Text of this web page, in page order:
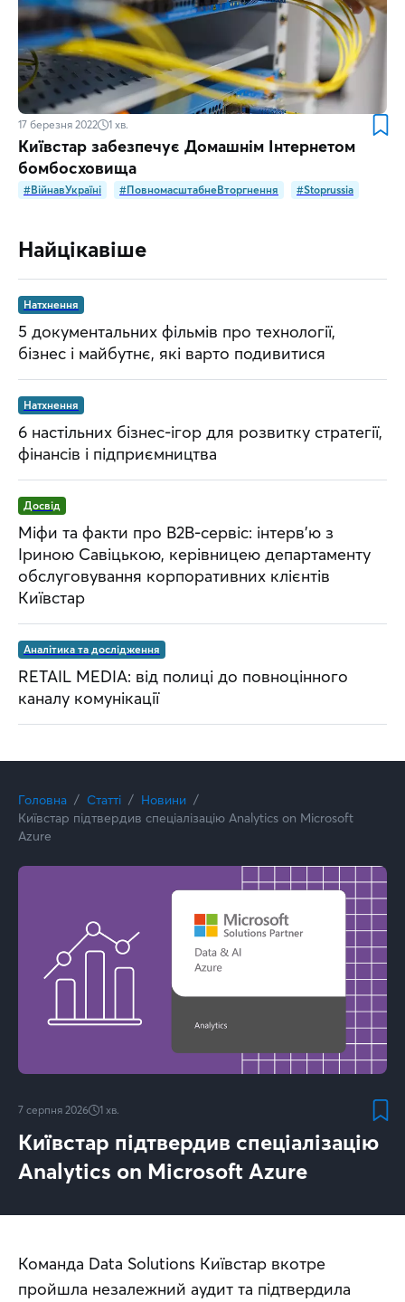
17 березня 2022 1 хв.
Київстар забезпечує Домашнім Інтернетом
бомбосховища
#ВійнавУкраїні #ПовномасштабнеВторгнення #Stoprussia
Найцікавіше
Натхнення
5 документальних фільмів про технології,
бізнес і майбутнє, які варто подивитися
Натхнення
6 настільних бізнес-ігор для розвитку стратегії,
фінансів і підприємництва
Досвід
Міфи та факти про B2B-сервіс: інтерв’ю з
Іриною Савіцькою, керівницею департаменту
обслуговування корпоративних клієнтів
Київстар
Аналітика та дослідження
RETAIL MEDIA: від полиці до повноцінного
каналу комунікації
Головна Статті
Новини
Київстар підтвердив спеціалізацію Analytics on Microsoft
Azure
7 серпня 2026 1 хв.
Київстар підтвердив спеціалізацію
Analytics on Microsoft Azure
Команда Data Solutions Київстар вкотре
пройшла незалежний аудит та підтвердила